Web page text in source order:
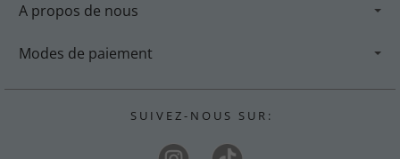
A propos de nous
Modes de paiement
S U I V E Z - N O U S S U R :